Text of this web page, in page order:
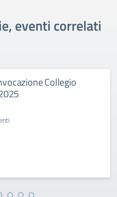
eventi correlati
Collegio